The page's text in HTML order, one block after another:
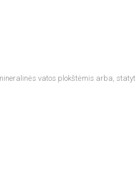
vatos plokštėmis arba,